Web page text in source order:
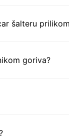
šalteru
goriva?